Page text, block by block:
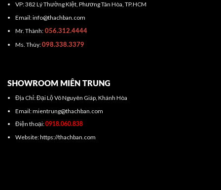
VP: 382 Lý Thường KIệt, Phương Tân Hòa, TP.HCM
Email: info@thachban.com
Mr. Thành:056.312.4444
Ms. Thùy:098.338.3379
SHOWROOM MIÊN TRUNG
Địa Chỉ: Đại Lộ Võ Nguyên Giáp, Khánh Hòa
Email: mientrung@thachban.com
Điện thoại:0918.060.838
Website: https://thachban.com